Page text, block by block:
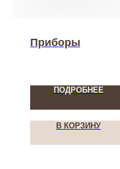
Приборы
ПОДРОБНЕЕ
В КОРЗИНУ